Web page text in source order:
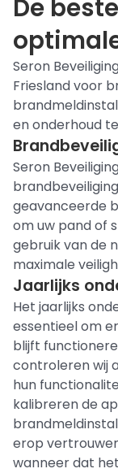
De
Seron
Friesland voor
en onderhoud
Seron
geavanceerde
om uw pand of
gebruik van de
maximale
Jaarlijks
Het jaarlijks
essentieel om
blijft
controleren wij
hun
kalibreren de
erop
wanneer dat